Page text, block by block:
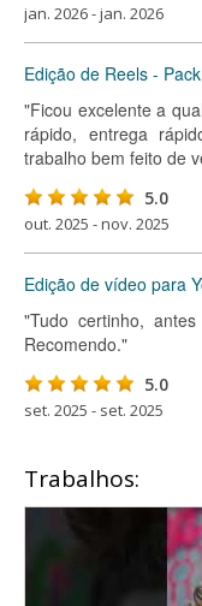
jan. 2026 - jan. 2026
Edição de Reels -
"Ficou excelente a
rápido, entrega
trabalho bem feito de
5.0
out. 2025 - nov. 2025
Edição de vídeo para
"Tudo certinho,
Recomendo."
5.0
set. 2025 - set. 2025
Trabalhos: